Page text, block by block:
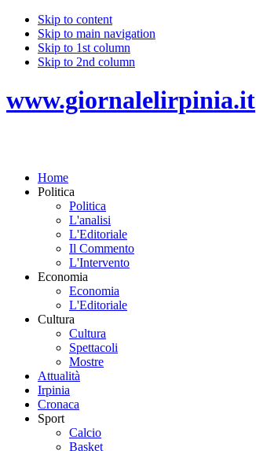
Skip to content
Skip to main navigation
Skip to 1st column
Skip to 2nd column
www.giornalelirpinia.it
Home
Politica
Politica
L'analisi
L'Editoriale
Il Commento
L'Intervento
Economia
Economia
L'Editoriale
Cultura
Cultura
Spettacoli
Mostre
Attualità
Irpinia
Cronaca
Sport
Calcio
Basket